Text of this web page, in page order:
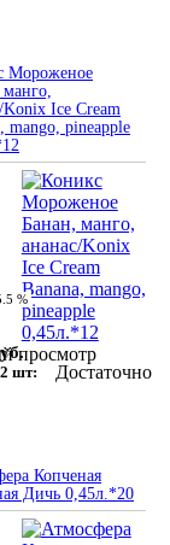
Мороженое
Konix Ice Cream
mango, pineapple
просмотр
%
шт: Достаточно
Копченая
Дичь 0,45л.*20